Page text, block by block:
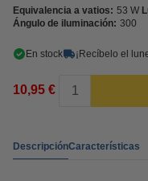
Equivalencia a vatios: 53 W
Ángulo de iluminación: 300
En stock ¡Recíbelo el
10,95 €
DescripciónCaracterísticas